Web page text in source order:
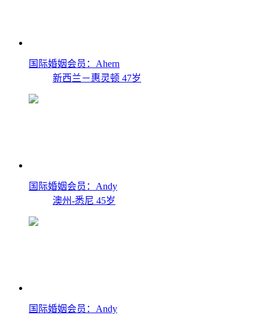
国际婚姻会员：Ahern
新西兰－惠灵顿 47岁
国际婚姻会员：Andy
澳州-悉尼 45岁
国际婚姻会员：Andy